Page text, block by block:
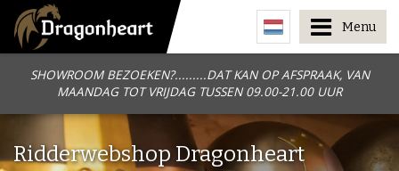
SHOWROOM BEZOEKEN?.........DAT KAN OP AFSPRAAK, VAN
MAANDAG TOT VRIJDAG TUSSEN 09.00-21.00 UUR
Menu
Ridderwebshop Dragonheart